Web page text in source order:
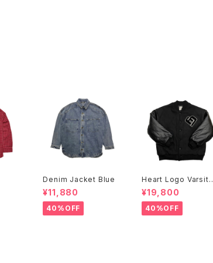
Denim Jacket Blue
¥11,880
40%OFF
Heart Logo Varsity
Jacket
¥19,800
40%OFF